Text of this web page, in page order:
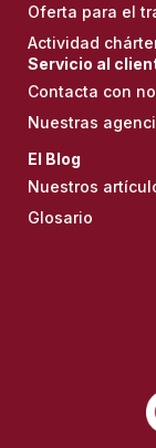
Oferta para el
Actividad
Servicio al
Contacta con
Nuestras
El Blog
Nuestros
Glosario